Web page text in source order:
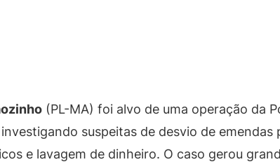
(PL-MA) foi alvo de uma operação da
suspeitas de desvio de emendas
e lavagem de dinheiro. O caso gerou